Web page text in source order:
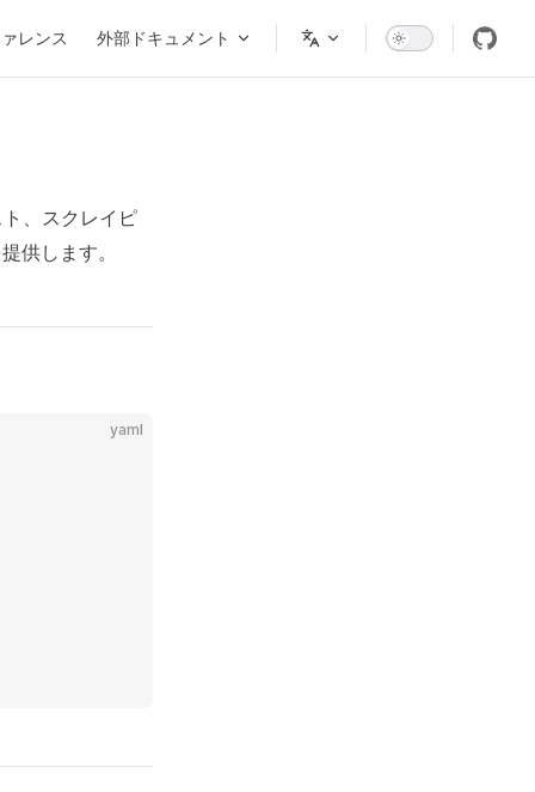
レンス 外部ドキュメント
、スクレイピ
供します。
yaml